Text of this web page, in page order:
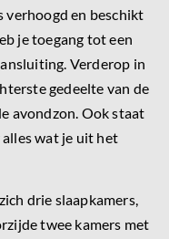
verhoogd en beschikt
je toegang tot een
Verderop in
gedeelte van de
avondzon. Ook staat
alles wat je uit het
drie slaapkamers,
twee kamers met